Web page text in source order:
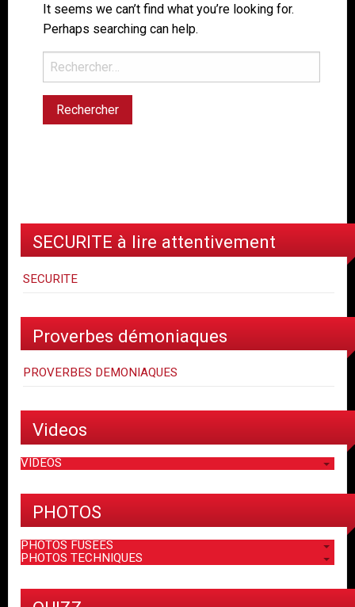
It seems we can’t find what you’re looking for.
Perhaps searching can help.
Rechercher :
SECURITE à lire attentivement
SECURITE
Proverbes démoniaques
PROVERBES DEMONIAQUES
Videos
VIDEOS
PHOTOS
PHOTOS FUSEES
PHOTOS TECHNIQUES